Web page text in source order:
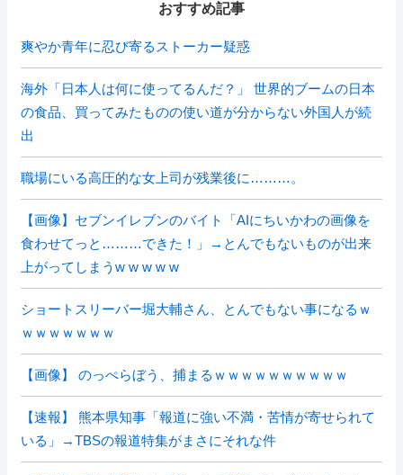
おすすめ記事
爽やか青年に忍び寄るストーカー疑惑
海外「日本人は何に使ってるんだ？」 世界的ブームの日本
の食品、買ってみたものの使い道が分からない外国人が続
出
職場にいる高圧的な女上司が残業後に………。
【画像】セブンイレブンのバイト「AIにちいかわの画像を
食わせてっと………できた！」→とんでもないものが出来
上がってしまうw w w w w
ショートスリーバー堀大輔さん、とんでもない事になるｗ
ｗｗｗｗｗｗｗ
【画像】 のっぺらぼう、捕まるｗｗｗｗｗｗｗｗｗｗ
【速報】 熊本県知事「報道に強い不満・苦情が寄せられて
いる」→TBSの報道特集がまさにそれな件